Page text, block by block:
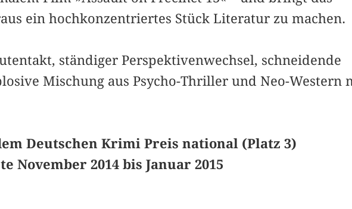
ein hochkonzentriertes Stück Literatur zu machen.
ständiger Perspektivenwechsel, schneidende
Mischung aus Psycho-Thriller und Neo-Western
Deutschen Krimi Preis national (Platz 3)
November 2014 bis Januar 2015